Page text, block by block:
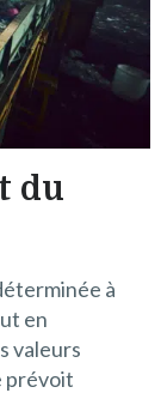
du
à
en
valeurs
prévoit